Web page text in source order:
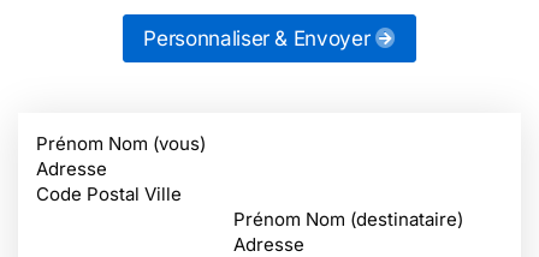
Personnaliser & Envoyer
Prénom Nom (vous)
Adresse
Code Postal Ville
Prénom Nom (destinataire)
Adresse